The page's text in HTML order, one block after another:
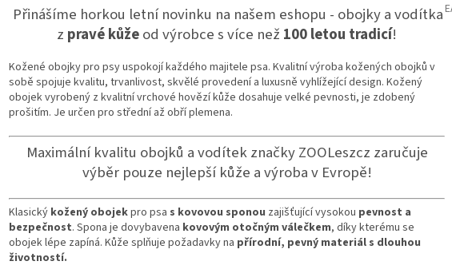
Přinášíme horkou letní novinku na našem eshopu - obojky a vodítka
z pravé kůžeod výrobce s více než 100 letou tradicí!
Kožené obojky pro psy uspokojí každého majitele psa. Kvalitní výroba kožených obojků v
sobě spojuje kvalitu, trvanlivost, skvělé provedení a luxusně vyhlížející design. Kožený
obojek vyrobený z kvalitní vrchové hovězí kůže dosahuje velké pevnosti, je zdobený
prošitím. Je určen pro střední až obří plemena.
Maximální kvalitu obojků a vodítek značky ZOOLeszcz zaručuje
výběr pouze nejlepší kůže a výroba v Evropě!
Klasický kožený obojekpro psa s kovovou sponou zajišťující vysokou pevnost a
bezpečnost. Spona je dovybavena kovovým otočným válečkem, díky kterému se
obojek lépe zapíná. Kůže splňuje požadavky na přírodní, pevný materiál s dlouhou
životností.